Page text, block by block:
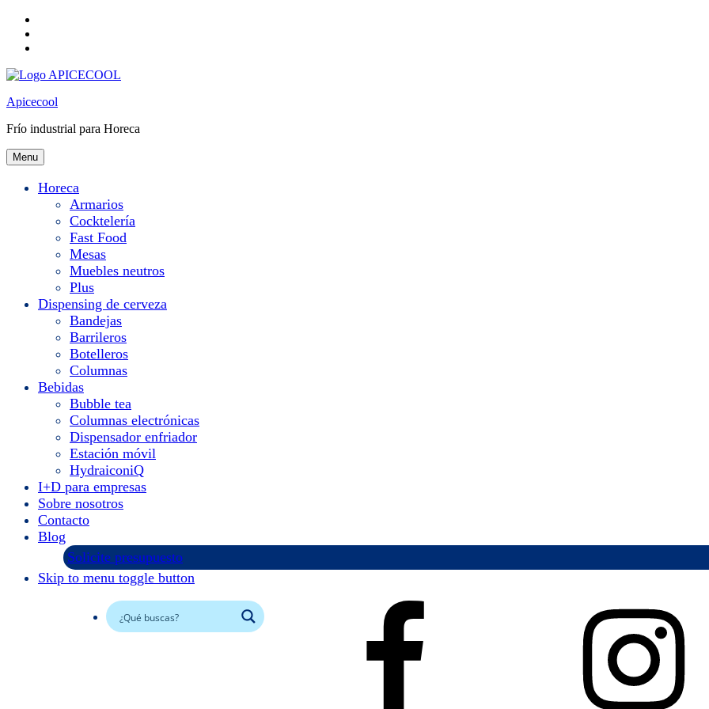
content
footer
Apicecool
Frío industrial para Horeca
Menu
Horeca
Armarios
Cocktelería
Fast Food
Mesas
Muebles neutros
Plus
Dispensing de cerveza
Bandejas
Barrileros
Botelleros
Columnas
Bebidas
Bubble tea
Columnas electrónicas
Dispensador enfriador
Estación móvil
HydraiconiQ
I+D para empresas
Sobre nosotros
Contacto
Blog
Solicite presupuesto
Skip to menu toggle button